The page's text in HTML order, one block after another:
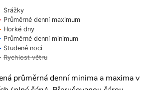
Srážky
Průměrné denní maximum
Horké dny
Průměrné denní minimum
Studené noci
Rychlost větru
průměrná denní minima a maxima v